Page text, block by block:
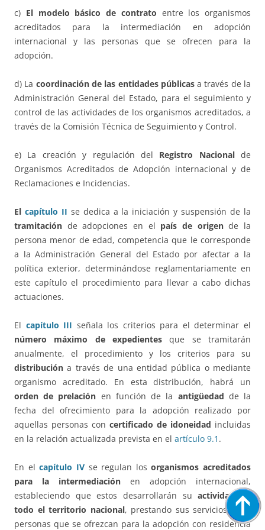
c) El modelo básico de contrato entre los organismos
acreditados para la intermediación en adopción
internacional y las personas que se ofrecen para la
adopción.
d) La coordinación de las entidades públicasa través de la
Administración General del Estado, para el seguimiento y
control de las actividades de los organismos acreditados, a
través de la Comisión Técnica de Seguimiento y Control.
e) La creación y regulación del Registro Nacionalde
Organismos Acreditados de Adopción internacional y de
Reclamaciones e Incidencias.
El capítulo II se dedica a la iniciación y suspensión de la
tramitación de adopciones en el país de origende la
persona menor de edad, competencia que le corresponde
a la Administración General del Estado por afectar a la
política exterior, determinándose reglamentariamente en
este capítulo el procedimiento para llevar a cabo dichas
actuaciones.
El capítulo III señala los criterios para el determinar el
número máximo de expedientes que se tramitarán
anualmente, el procedimiento y los criterios para su
distribución a través de una entidad pública o mediante
organismo acreditado. En esta distribución, habrá un
orden de prelación en función de la antigüedad de la
fecha del ofrecimiento para la adopción realizado por
aquellas personas con certificado de idoneidad incluidas
en la relación actualizada prevista en el artículo 9.1 .
En elcapítulo IVse regulan losorganismos acreditados
para la intermediación en adopción internacional,
estableciendo que estos desarrollarán suactividad en
todo el territorio nacional, prestando sus servicios a las
personas que se ofrezcan para la adopción con residencia